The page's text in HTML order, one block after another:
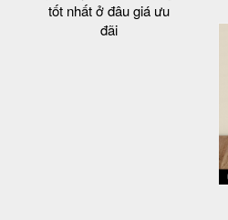
tốt nhất ở đâu giá ưu
đãi